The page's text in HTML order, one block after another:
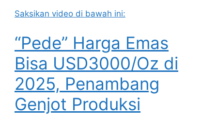
Saksikan video di bawah ini:
“Pede” Harga Emas
Bisa USD3000/Oz di
2025, Penambang
Genjot Produksi